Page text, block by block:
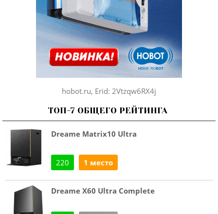
hobot.ru, Erid: 2Vtzqw6RX4j
ТОП-7 ОБЩЕГО РЕЙТИНГА
Dreame Matrix10 Ultra
220 1 место
Dreame X60 Ultra Complete